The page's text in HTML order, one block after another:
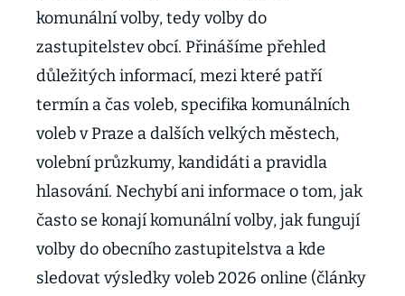
komunální volby, tedy volby do
zastupitelstev obcí. Přinášíme přehled
důležitých informací, mezi které patří
termín a čas voleb, specifika komunálních
voleb v Praze a dalších velkých městech,
volební průzkumy, kandidáti a pravidla
hlasování. Nechybí ani informace o tom, jak
často se konají komunální volby, jak fungují
volby do obecního zastupitelstva a kde
sledovat výsledky voleb 2026 online (články